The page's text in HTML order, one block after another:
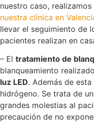
nuestro caso,
nuestra clínica en
llevar el seguimiento de
pacientes realizan en
– El tratamiento de
blanqueamiento realizado
luz LED. Además de
hidrógeno. Se trata de
grandes molestias al
precaución de no